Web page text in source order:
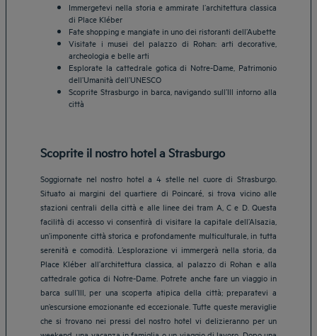
Immergetevi nella storia e ammirate l’architettura classica
di Place Kléber
Fate shopping e mangiate in uno dei ristoranti dell’Aubette
Visitate i musei del palazzo di Rohan: arti decorative,
archeologia e belle arti
Esplorate la cattedrale gotica di Notre-Dame, Patrimonio
dell’Umanità dell’UNESCO
Scoprite Strasburgo in barca, navigando sull’Ill intorno alla
città
Scoprite il nostro hotel a Strasburgo
Soggiornate nel nostro hotel a 4 stelle nel cuore di Strasburgo.
Situato ai margini del quartiere di Poincaré, si trova vicino alle
stazioni centrali della città e alle linee dei tram A, C e D. Questa
facilità di accesso vi consentirà di visitare la capitale dell’Alsazia,
un’imponente città storica e profondamente multiculturale, in tutta
serenità e comodità. L’esplorazione vi immergerà nella storia, da
Place Kléber all’architettura classica, al palazzo di Rohan e alla
cattedrale gotica di Notre-Dame. Potrete anche fare un viaggio in
barca sull’Ill, per una scoperta atipica della città; preparatevi a
un’escursione emozionante ed eccezionale. Tutte queste meraviglie
che si trovano nei pressi del nostro hotel vi delizieranno per un